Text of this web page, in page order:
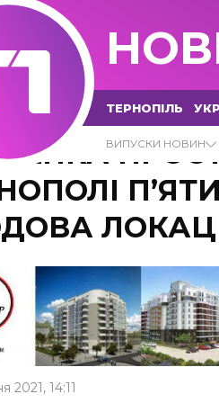
ТЕРНОПІЛЬ
ВИПУСКИ НОВИН
2021, 14:11